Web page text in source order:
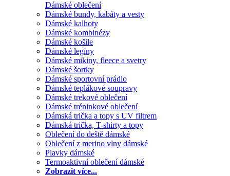
Dámské oblečení
Dámské bundy, kabáty a vesty
Dámské kalhoty
Dámské kombinézy
Dámské košile
Dámské legíny
Dámské mikiny, fleece a svetry
Dámské šortky
Dámské sportovní prádlo
Dámské teplákové soupravy
Dámské trekové oblečení
Dámské tréninkové oblečení
Dámská trička a topy s UV filtrem
Dámská trička, T-shirty a topy
Oblečení do deště dámské
Oblečení z merino vlny dámské
Plavky dámské
Termoaktivní oblečení dámské
Zobrazit více...